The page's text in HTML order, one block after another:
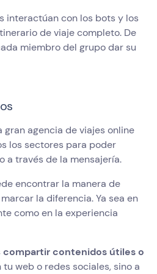
interactúan con los bots y los
de viaje completo. De
miembro del grupo dar su
gran agencia de viajes online
los sectores para poder
a través de la mensajería.
encontrar la manera de
la diferencia. Ya sea en
como en la experiencia
compartir contenidos útiles o
tu web o redes sociales, sino a